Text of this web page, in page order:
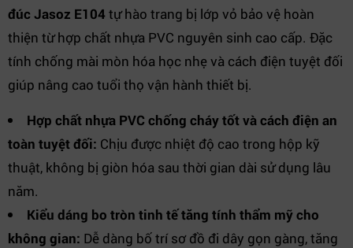
đúc Jasoz E104 tự hào trang bị lớp vỏ bảo vệ hoàn
thiện từ hợp chất nhựa PVC nguyên sinh cao cấp. Đặc
tính chống mài mòn hóa học nhẹ và cách điện tuyệt đối
giúp nâng cao tuổi thọ vận hành thiết bị.
Hợp chất nhựa PVC chống cháy tốt và cách điện an
toàn tuyệt đối: Chịu được nhiệt độ cao trong hộp kỹ
thuật, không bị giòn hóa sau thời gian dài sử dụng lâu
năm.
Kiểu dáng bo tròn tinh tế tăng tính thẩm mỹ cho
không gian: Dễ dàng bố trí sơ đồ đi dây gọn gàng, tăng